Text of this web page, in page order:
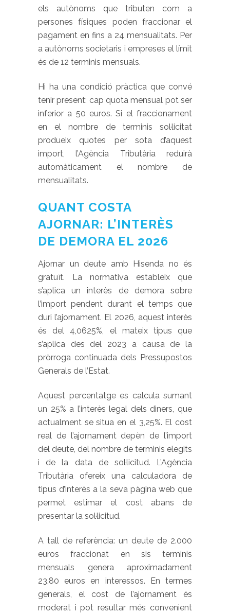
els autònoms que tributen com a
persones físiques poden fraccionar el
pagament en fins a 24 mensualitats. Per
a autònoms societaris i empreses el límit
és de 12 terminis mensuals.
Hi ha una condició pràctica que convé
tenir present: cap quota mensual pot ser
inferior a 50 euros. Si el fraccionament
en el nombre de terminis sol·licitat
produeix quotes per sota d’aquest
import, l’Agència Tributària reduirà
automàticament el nombre de
mensualitats.
QUANT COSTA
AJORNAR: L’INTERÈS
DE DEMORA EL 2026
Ajornar un deute amb Hisenda no és
gratuït. La normativa estableix que
s’aplica un interès de demora sobre
l’import pendent durant el temps que
duri l’ajornament. El 2026, aquest interès
és del 4,0625%, el mateix tipus que
s’aplica des del 2023 a causa de la
pròrroga continuada dels Pressupostos
Generals de l’Estat.
Aquest percentatge es calcula sumant
un 25% a l’interès legal dels diners, que
actualment se situa en el 3,25%. El cost
real de l’ajornament depèn de l’import
del deute, del nombre de terminis elegits
i de la data de sol·licitud. L’Agència
Tributària ofereix una calculadora de
tipus d’interès a la seva pàgina web que
permet estimar el cost abans de
presentar la sol·licitud.
A tall de referència: un deute de 2.000
euros fraccionat en sis terminis
mensuals genera aproximadament
23,80 euros en interessos. En termes
generals, el cost de l’ajornament és
moderat i pot resultar més convenient